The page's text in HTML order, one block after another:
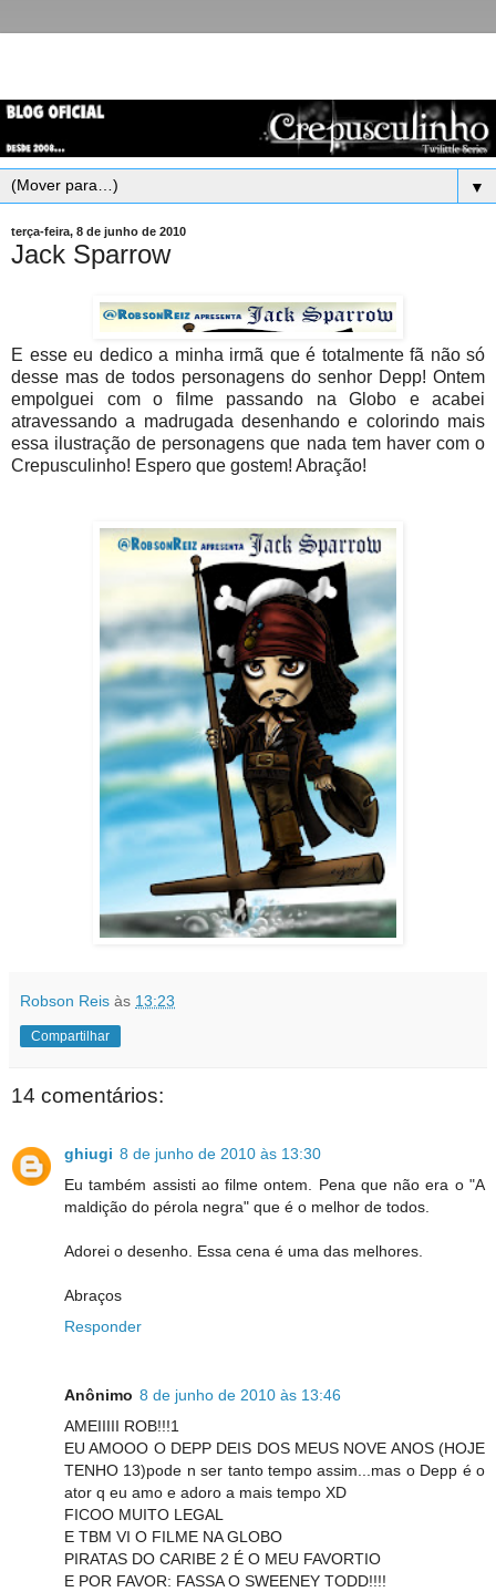
▼
terça-feira, 8 de junho de 2010
Jack Sparrow
E esse eu dedico a minha irmã que é totalmente fã não só
desse mas de todos personagens do senhor Depp! Ontem
empolguei com o filme passando na Globo e acabei
atravessando a madrugada desenhando e colorindo mais
essa ilustração de personagens que nada tem haver com o
Crepusculinho! Espero que gostem! Abração!
Robson Reis às 13:23
Compartilhar
14 comentários:
ghiugi 8 de junho de 2010 às 13:30
Eu também assisti ao filme ontem. Pena que não era o "A
maldição do pérola negra" que é o melhor de todos.
Adorei o desenho. Essa cena é uma das melhores.
Abraços
Responder
Anônimo 8 de junho de 2010 às 13:46
AMEIIIII ROB!!!1
EU AMOOO O DEPP DEIS DOS MEUS NOVE ANOS (HOJE
TENHO 13)pode n ser tanto tempo assim...mas o Depp é o
ator q eu amo e adoro a mais tempo XD
FICOO MUITO LEGAL
E TBM VI O FILME NA GLOBO
PIRATAS DO CARIBE 2 É O MEU FAVORTIO
E POR FAVOR: FASSA O SWEENEY TODD!!!!